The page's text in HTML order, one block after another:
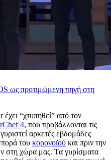
ως προτιμώμενη πηγή στη
“χτυπηθεί” από τον
4, που προβάλλονται τις
αρκετές εβδομάδες
του κορονοϊού και πριν την
στη χώρα μας. Τα γυρίσματα